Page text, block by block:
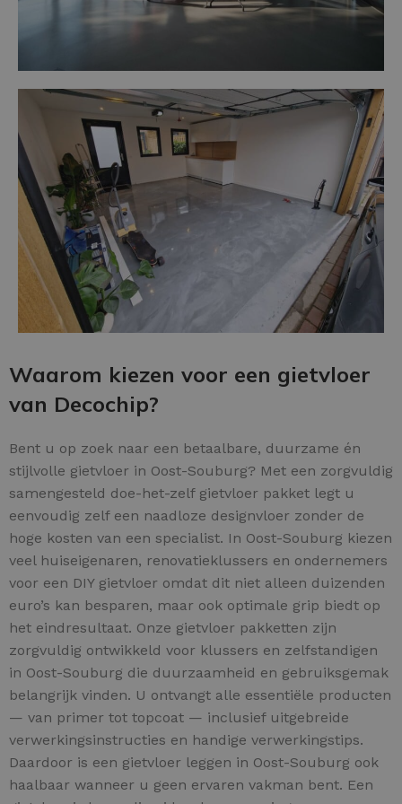
Waarom kiezen voor een gietvloer
van Decochip?
Bent u op zoek naar een betaalbare, duurzame én
stijlvolle gietvloer in Oost-Souburg? Met een zorgvuldig
samengesteld doe-het-zelf gietvloer pakket legt u
eenvoudig zelf een naadloze designvloer zonder de
hoge kosten van een specialist. In Oost-Souburg kiezen
veel huiseigenaren, renovatieklussers en ondernemers
voor een DIY gietvloer omdat dit niet alleen duizenden
euro’s kan besparen, maar ook optimale grip biedt op
het eindresultaat. Onze gietvloer pakketten zijn
zorgvuldig ontwikkeld voor klussers en zelfstandigen
in Oost-Souburg die duurzaamheid en gebruiksgemak
belangrijk vinden. U ontvangt alle essentiële producten
— van primer tot topcoat — inclusief uitgebreide
verwerkingsinstructies en handige verwerkingstips.
Daardoor is een gietvloer leggen in Oost-Souburg ook
haalbaar wanneer u geen ervaren vakman bent. Een